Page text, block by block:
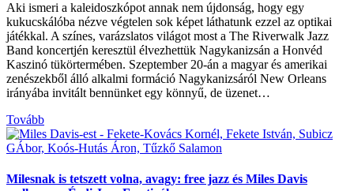
Aki ismeri a kaleidoszkópot annak nem újdonság, hogy egy
kukucskálóba nézve végtelen sok képet láthatunk ezzel az optikai
játékkal. A színes, varázslatos világot most a The Riverwalk Jazz
Band koncertjén keresztül élvezhettük Nagykanizsán a Honvéd
Kaszinó tükörtermében. Szeptember 20-án a magyar és amerikai
zenészekből álló alkalmi formáció Nagykanizsáról New Orleans
irányába invitált bennünket egy könnyű, de üzenet…
Tovább
Milesnak is tetszett volna, avagy: free jazz és Miles Davis